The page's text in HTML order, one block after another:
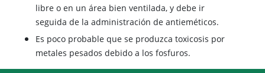
libre o en un área bien ventilada, y debe ir
seguida de la administración de antieméticos.
Es poco probable que se produzca toxicosis por
metales pesados debido a los fosfuros.